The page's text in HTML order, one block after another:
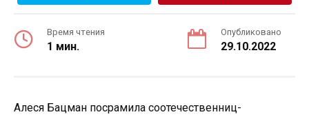
Время чтения
1 мин.
Опубликовано
29.10.2022
Алеся Бацман посрамила соотечественниц-